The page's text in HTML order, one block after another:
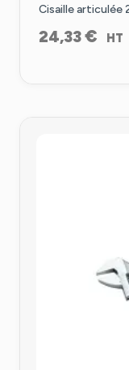
Cisaille articulée
24,33€ HT